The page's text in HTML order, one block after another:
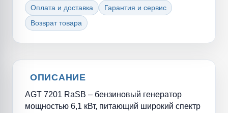
Оплата и доставка
Гарантия и сервис
Возврат товара
ОПИСАНИЕ
AGT 7201 RaSB – бензиновый генератор
мощностью 6,1 кВт, питающий широкий спектр